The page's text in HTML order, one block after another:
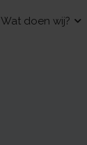
Wat doen wij?